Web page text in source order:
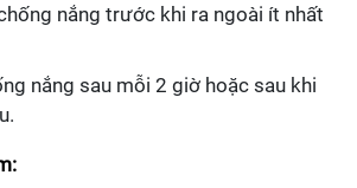
nắng trước khi ra ngoài ít nhất
nắng sau mỗi 2 giờ hoặc sau khi